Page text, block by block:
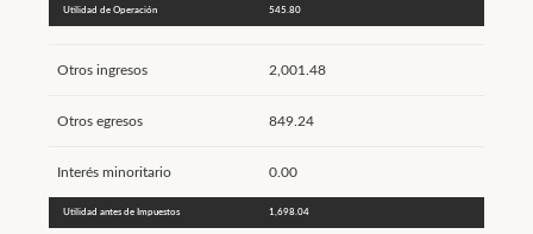
Utilidad de Operación 545.80
Otros ingresos 2,001.48
Otros egresos 849.24
Interés minoritario 0.00
Utilidad antes de Impuestos 1,698.04